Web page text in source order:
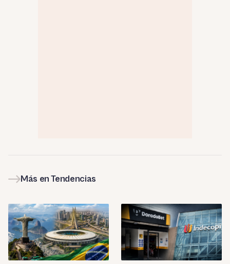
Más en Tendencias